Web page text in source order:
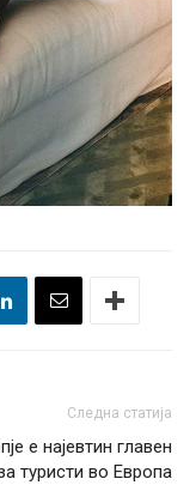
Следна статија
е најевтин главен
туристи во Европа